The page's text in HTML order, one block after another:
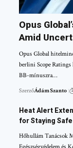
Opus
Amid
Opus Global
berlini Scope
BB-mínuszra…
SzerzőÁdám Szanto
Heat Alert
for Staying Safe
Hőhullám Tanácsok